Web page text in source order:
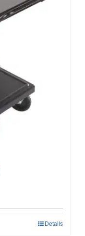
Details